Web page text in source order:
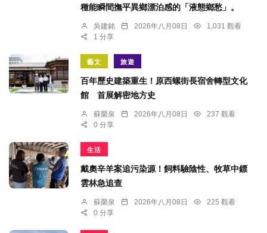
種能瞬間撫平異鄉漂泊感的「液態鄉愁」。
吳建銘 2026年八月08日
1,031 觀看
1 分享
藝文 旅遊
百年歷史建築重生！原西螺街長宿舍轉型文化
館 首展解密地方史
蘇榮泉 2026年八月08日
237 觀看
0 分享
生活
戴奧辛羊案追污染源！飼料驗陰性、牧草中鏢
雲林急追查
蘇榮泉 2026年八月08日
225 觀看
0 分享